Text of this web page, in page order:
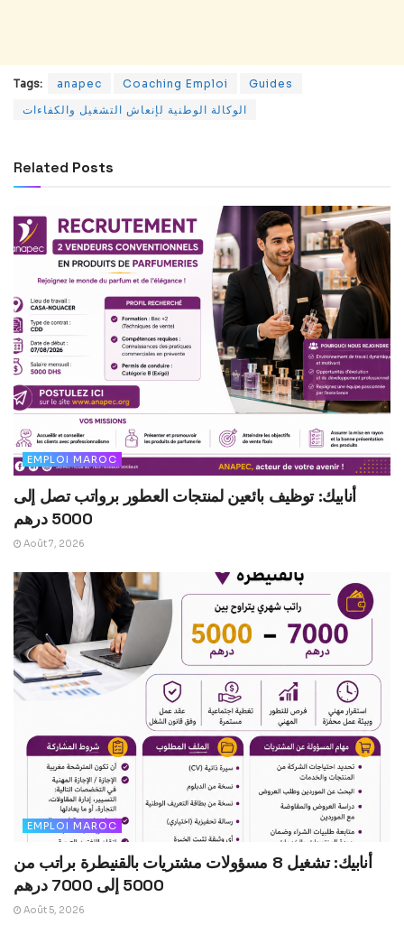
Tags: anapec Coaching Emploi
Guides
الوكالة الوطنية لإنعاش التشغيل والكفاءات
Related Posts
EMPLOI MAROC
أنابيك: توظيف بائعين لمنتجات العطور برواتب تصل إلى
5000 درهم
Août 7, 2026
EMPLOI MAROC
أنابيك: تشغيل 8 مسؤولات مشتريات بالقنيطرة براتب من
5000 إلى 7000 درهم
Août 5, 2026